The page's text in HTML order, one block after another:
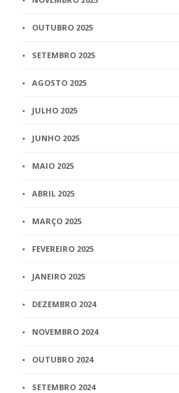
OUTUBRO 2025
SETEMBRO 2025
AGOSTO 2025
JULHO 2025
JUNHO 2025
MAIO 2025
ABRIL 2025
MARÇO 2025
FEVEREIRO 2025
JANEIRO 2025
DEZEMBRO 2024
NOVEMBRO 2024
OUTUBRO 2024
SETEMBRO 2024